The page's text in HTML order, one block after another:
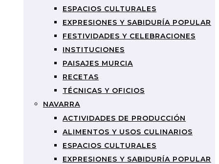
ESPACIOS CULTURALES
EXPRESIONES Y SABIDURÍA POPULAR
FESTIVIDADES Y CELEBRACIONES
INSTITUCIONES
PAISAJES MURCIA
RECETAS
TÉCNICAS Y OFICIOS
NAVARRA
ACTIVIDADES DE PRODUCCIÓN
ALIMENTOS Y USOS CULINARIOS
ESPACIOS CULTURALES
EXPRESIONES Y SABIDURÍA POPULAR